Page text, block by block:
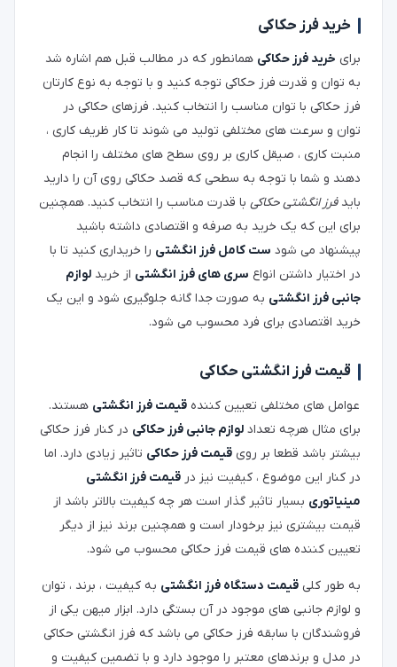
خرید فرز حکاکی
برای خرید فرز حکاکی همانطور که در مطالب قبل هم اشاره شد
به توان و قدرت فرز حکاکی توجه کنید و با توجه به نوع کارتان
فرز حکاکی با توان مناسب را انتخاب کنید. فرزهای حکاکی در
توان و سرعت های مختلفی تولید می شوند تا کار ظریف کاری ،
منبت کاری ، صیقل کاری بر روی سطح های مختلف را انجام
دهند و شما با توجه به سطحی که قصد حکاکی روی آن را دارید
بایدفرز انگشتی حکاکی با قدرت مناسب را انتخاب کنید. همچنین
برای این که یک خرید به صرفه و اقتصادی داشته باشید
پیشنهاد می شود ست کامل فرز انگشتی را خریداری کنید تا با
در اختیار داشتن انواع سری های فرز انگشتی از خرید لوازم
جانبی فرز انگشتی به صورت جدا گانه جلوگیری شود و این یک
خرید اقتصادی برای فرد محسوب می شود.
قیمت فرز انگشتی حکاکی
عوامل های مختلفی تعیین کننده قیمت فرز انگشتی هستند.
برای مثال هرچه تعداد لوازم جانبی فرز حکاکی در کنار فرز حکاکی
بیشتر باشد قطعا بر روی قیمت فرز حکاکی تاثیر زیادی دارد. اما
در کنار این موضوع ، کیفیت نیز در قیمت فرز انگشتی
مینیاتوری بسیار تاثیر گذار است هر چه کیفیت بالاتر باشد از
قیمت بیشتری نیز برخودار است و همچنین برند نیز از دیگر
تعیین کننده های قیمت فرز حکاکی محسوب می شود.
به طور کلی قیمت دستگاه فرز انگشتی به کیفیت ، برند ، توان
و لوازم جانبی های موجود در آن بستگی دارد. ابزار میهن یکی از
فروشندگان با سابقه فرز حکاکی می باشد که فرز انگشتی حکاکی
در مدل و برندهای معتبر را موجود دارد و با تضمین کیفیت و